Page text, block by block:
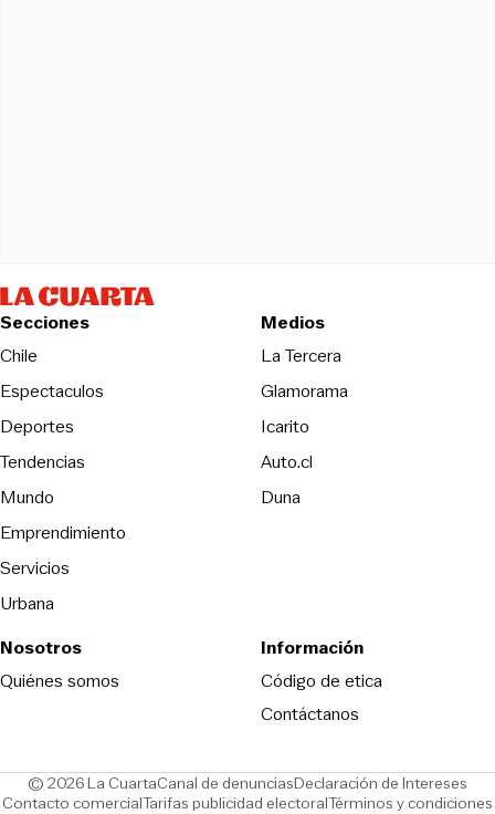
Secciones
Chile
Espectaculos
Deportes
Tendencias
Mundo
Emprendimiento
Servicios
Urbana
Medios
La TerceraOpens in new
Glamorama
Icarito
Auto.cl
DunaOpens in new window
Nosotros
Quiénes somos
Información
Código de eticaOpens in new
Contáctanos
© 2026 La CuartaCanal de denunciasOpens in new window
Declaración de Intereses
Contacto comercialOpens in new window
Tarifas publicidad electoralOpens in new window
Términos y condiciones